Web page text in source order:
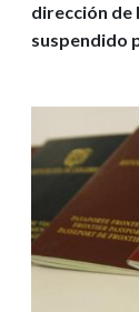
dirección de
suspendido